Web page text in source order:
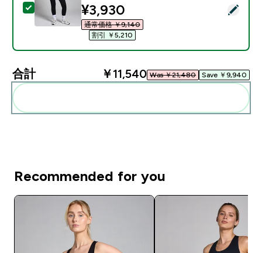
この商品を選択 - MP レディース シェイプ シームレ
discounted price
¥3,930‎
通常価格 ￥9,140‎
割引 ￥5,210‎
合計 ￥11,540‎ Was ￥21,480‎ Save ￥9,940‎
Recommended for you